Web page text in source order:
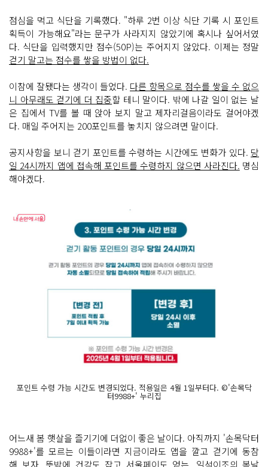
점심을 먹고 식단을 기록했다. "하루 2번 이상 식단 기록 시 포인트
획득이 가능해요"라는 문구가 사라지지 않았기에 혹시나 싶어서였
다. 식단을 입력했지만 점수(50P)는 주어지지 않았다. 이제는 정말
걷기 말고는 점수를 쌓을 방법이 없다.
이참에 잘됐다는 생각이 들었다. 다른 항목으로 점수를 쌓을 수 없으
니 아무래도 걷기에 더 집중할 테니 말이다. 밖에 나갈 일이 없는 날
은 집에서 TV를 볼 때 앉아 보지 말고 제자리걸음이라도 걸어야겠
다. 매일 주어지는 200포인트를 놓치지 않으려면 말이다.
공지사항을 보니 걷기 포인트를 수령하는 시간에도 변화가 있다. 당
일 24시까지 앱에 접속해 포인트를 수령하지 않으면 사라진다. 명심
해야겠다.
포인트 수령 가능 시간도 변경되었다. 적용일은 4월 1일부터다. ©'손목닥
터9988+' 누리집
어느새 봄 햇살을 즐기기에 더없이 좋은 날이다. 아직까지 '손목닥터
9988+'를 모르는 이들이라면 지금이라도 앱을 깔고 걷기에 동참